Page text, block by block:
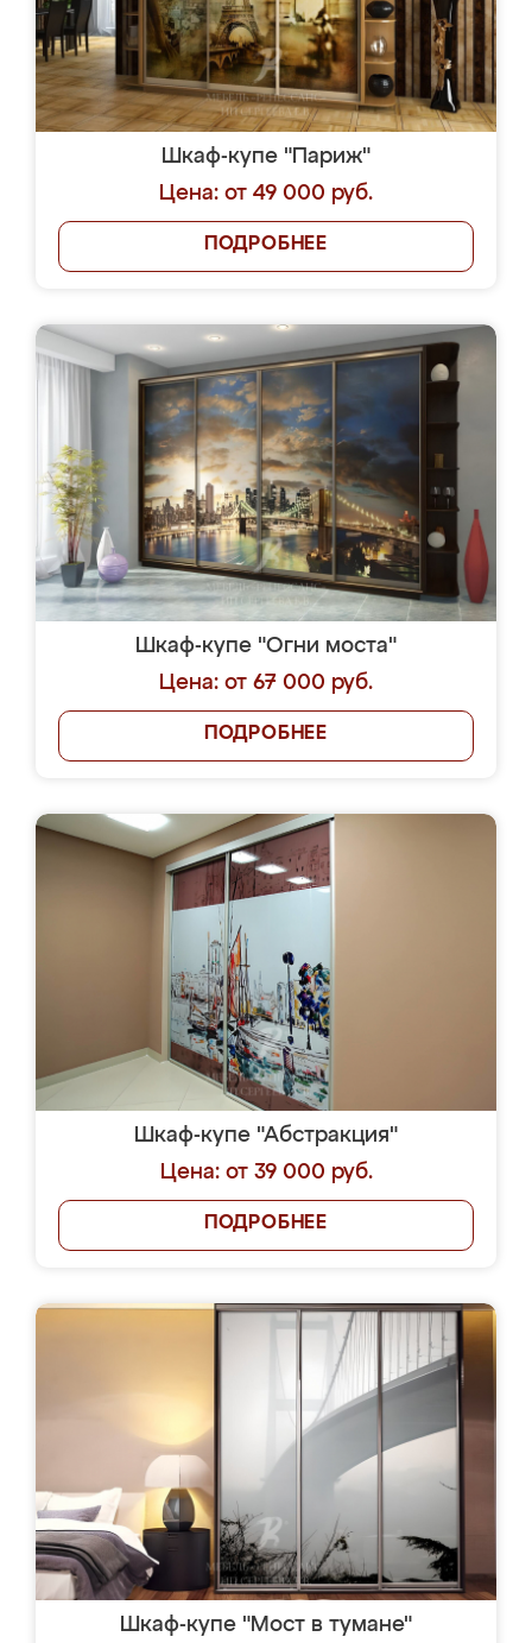
Шкаф-купе "Париж"
Цена: от 49 000 руб.
ПОДРОБНЕЕ
Шкаф-купе "Огни моста"
Цена: от 67 000 руб.
ПОДРОБНЕЕ
Шкаф-купе "Абстракция"
Цена: от 39 000 руб.
ПОДРОБНЕЕ
Шкаф-купе "Мост в тумане"